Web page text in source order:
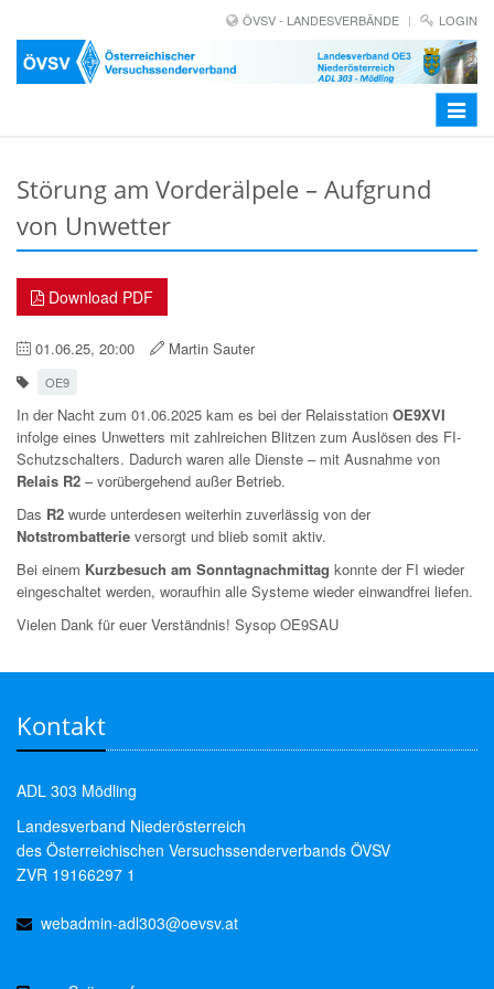
ÖVSV - LANDESVERBÄNDE LOGIN
Toggle
Störung am Vorderälpele – Aufgrund
von Unwetter
Download PDF
01.06.25, 20:00 Martin Sauter
OE9
In der Nacht zum 01.06.2025 kam es bei der Relaisstation OE9XVI
infolge eines Unwetters mit zahlreichen Blitzen zum Auslösen des FI-
Schutzschalters. Dadurch waren alle Dienste – mit Ausnahme von
Relais R2 – vorübergehend außer Betrieb.
Das R2 wurde unterdesen weiterhin zuverlässig von der
Notstrombatterie versorgt und blieb somit aktiv.
Bei einem Kurzbesuch am Sonntagnachmittag konnte der FI wieder
eingeschaltet werden, woraufhin alle Systeme wieder einwandfrei liefen.
Vielen Dank für euer Verständnis! Sysop OE9SAU
Kontakt
ADL 303 Mödling
Landesverband Niederösterreich
des Österreichischen Versuchssenderverbands ÖVSV
ZVR 19166297 1
webadmin-adl303@oevsv.at